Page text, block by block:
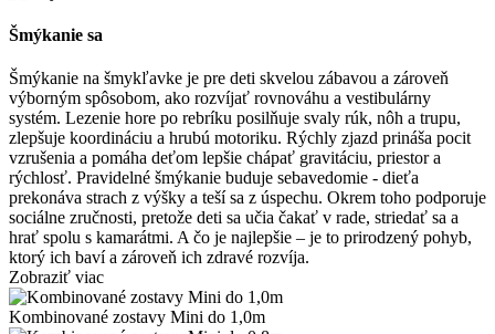
Šmýkanie sa
Šmýkanie na šmykľavke je pre deti skvelou zábavou a zároveň
výborným spôsobom, ako rozvíjať rovnováhu a vestibulárny
systém. Lezenie hore po rebríku posilňuje svaly rúk, nôh a trupu,
zlepšuje koordináciu a hrubú motoriku. Rýchly zjazd prináša pocit
vzrušenia a pomáha deťom lepšie chápať gravitáciu, priestor a
rýchlosť. Pravidelné šmýkanie buduje sebavedomie - dieťa
prekonáva strach z výšky a teší sa z úspechu. Okrem toho podporuje
sociálne zručnosti, pretože deti sa učia čakať v rade, striedať sa a
hrať spolu s kamarátmi. A čo je najlepšie – je to prirodzený pohyb,
ktorý ich baví a zároveň ich zdravé rozvíja.
Zobraziť viac
Kombinované zostavy Mini do 1,0m